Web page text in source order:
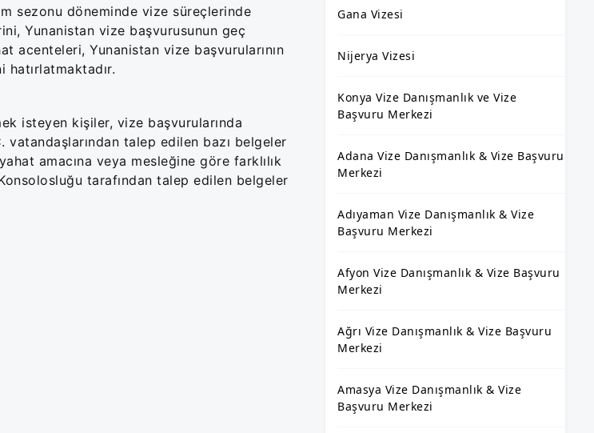
sezonu döneminde vize süreçlerinde
Yunanistan vize başvurusunun geç
acenteleri, Yunanistan vize başvurularının
isteyen kişiler, vize başvurularında
vatandaşlarından talep edilen bazı belgeler
amacına veya mesleğine göre farklılık
tarafından talep edilen belgeler
Gana Vizesi
Nijerya Vizesi
Konya Vize Danışmanlık ve Vize
Başvuru Merkezi
Adana Vize Danışmanlık & Vize Başvuru
Merkezi
Adıyaman Vize Danışmanlık & Vize
Başvuru Merkezi
Afyon Vize Danışmanlık & Vize Başvuru
Merkezi
Ağrı Vize Danışmanlık & Vize Başvuru
Merkezi
Amasya Vize Danışmanlık & Vize
Başvuru Merkezi